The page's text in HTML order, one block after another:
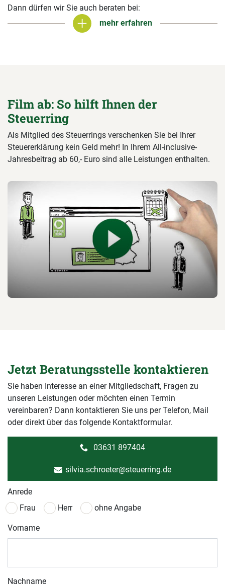
Dann dürfen wir Sie auch beraten bei:
mehr erfahren
mehr erfahren
Film ab: So hilft Ihnen der
Steuerring
Als Mitglied des Steuerrings verschenken Sie bei Ihrer
Steuererklärung kein Geld mehr! In Ihrem All-inclusive-
Jahresbeitrag ab 60,- Euro sind alle Leistungen enthalten.
Jetzt Beratungsstelle kontaktieren
Sie haben Interesse an einer Mitgliedschaft, Fragen zu
unseren Leistungen oder möchten einen Termin
vereinbaren? Dann kontaktieren Sie uns per Telefon, Mail
oder direkt über das folgende Kontaktformular.
03631 897404
silvia.schroeter@steuerring.de
Anrede
Frau
Herr ohne Angabe
Vorname
Nachname